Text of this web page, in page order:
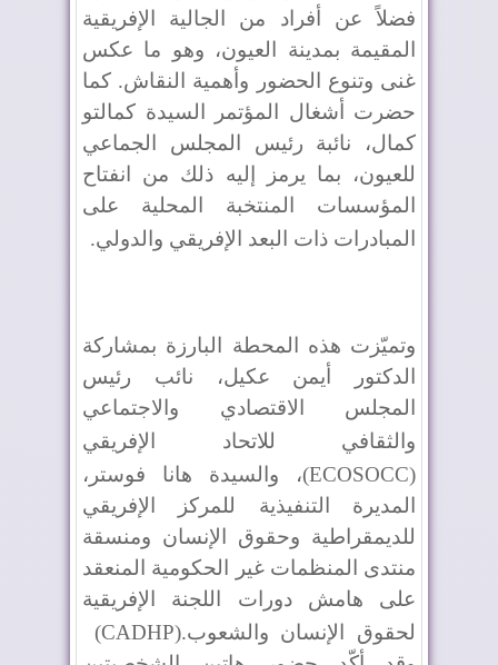
فضلاً عن أفراد من الجالية الإفريقية
المقيمة بمدينة العيون، وهو ما عكس
غنى وتنوع الحضور وأهمية النقاش. كما
حضرت أشغال المؤتمر السيدة كمالتو
كمال، نائبة رئيس المجلس الجماعي
للعيون، بما يرمز إليه ذلك من انفتاح
المؤسسات المنتخبة المحلية على
المبادرات ذات البعد الإفريقي والدولي.
وتميّزت هذه المحطة البارزة بمشاركة
الدكتور أيمن عكيل، نائب رئيس
المجلس الاقتصادي والاجتماعي
والثقافي للاتحاد الإفريقي
(ECOSOCC)، والسيدة هانا فوستر،
المديرة التنفيذية للمركز الإفريقي
للديمقراطية وحقوق الإنسان ومنسقة
منتدى المنظمات غير الحكومية المنعقد
على هامش دورات اللجنة الإفريقية
لحقوق الإنسان والشعوب(CADHP).